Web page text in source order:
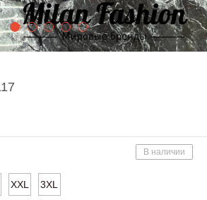
В наличии
XXL 3XL